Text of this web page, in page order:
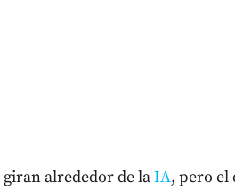
alrededor de laIA, pero el